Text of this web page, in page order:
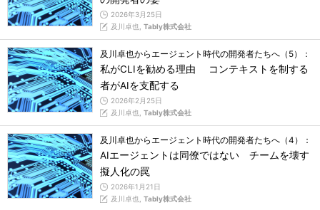
2026年3月25日
及川卓也, Tably株式会社
及川卓也からエージェント時代の開発者たちへ（5）：
私がCLIを勧める理由 コンテキストを制する
者がAIを支配する
2026年2月25日
及川卓也, Tably株式会社
及川卓也からエージェント時代の開発者たちへ（4）：
AIエージェントは同僚ではない チームを壊す
擬人化の罠
2026年1月21日
及川卓也, Tably株式会社